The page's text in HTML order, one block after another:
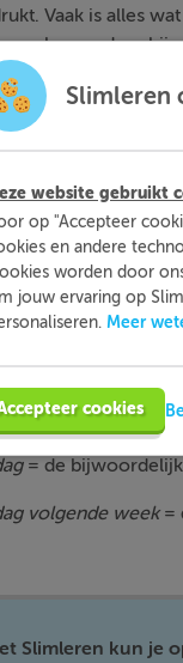
Vaak is alles
ook meerdere
waaronder
de middelbare
met werken.
en ik vertrek
met mijn
heel blij met zijn
Je kan de
Hoeveel? Hoe
Hein en ik onze
bijwoordelijke
en ik onze moeder
= de
volgende week=
Slimleren kun je
Slimleren
website gebruikt
op "Accepteer
en andere
worden door
jouw ervaring op
Meer
cookies